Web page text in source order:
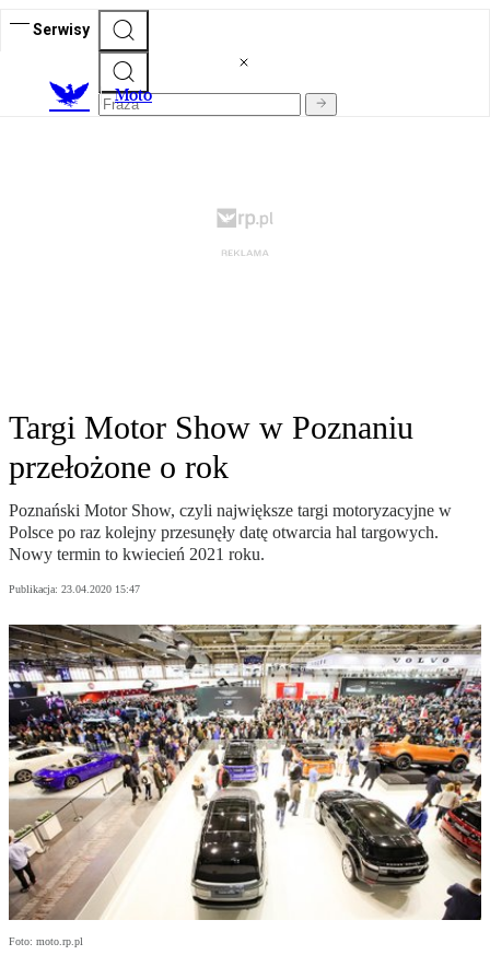
Serwisy
Moto
Targi Motor Show w Poznaniu
przełożone o rok
Poznański Motor Show, czyli największe targi motoryzacyjne w
Polsce po raz kolejny przesunęły datę otwarcia hal targowych.
Nowy termin to kwiecień 2021 roku.
Publikacja: 23.04.2020 15:47
Foto: moto.rp.pl